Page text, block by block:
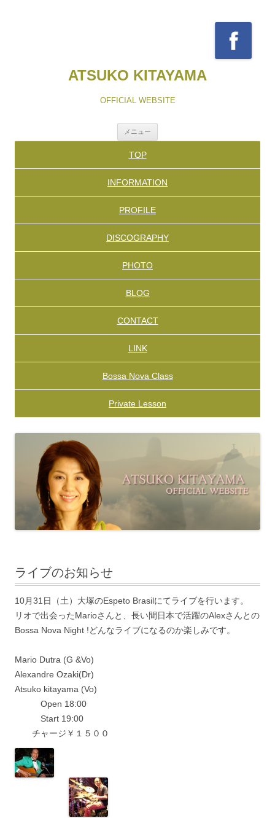
ATSUKO KITAYAMA
OFFICIAL WEBSITE
メニュー
ツ
ス
キ
TOP
INFORMATION
PROFILE
DISCOGRAPHY
PHOTO
BLOG
CONTACT
LINK
Bossa Nova Class
Private Lesson
ライブのお知らせ
10月31日（土）大塚のEspeto Brasilにてライブを行います。
リオで出会ったMarioさんと、長い間日本で活躍のAlexさんとの
Bossa Nova Night !どんなライブになるのか楽しみです。
Mario Dutra (G &Vo)
Alexandre Ozaki(Dr)
Atsuko kitayama (Vo)
Open 18:00
Start 19:00
チャージ￥１５００